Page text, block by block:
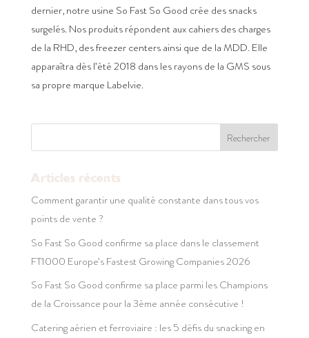
dernier, notre usine So Fast So Good crée des snacks
surgelés. Nos produits répondent aux cahiers des charges
de la RHD, des freezer centers ainsi que de la MDD. Elle
apparaîtra dès l’été 2018 dans les rayons de la GMS sous
sa propre marque Labelvie.
Articles récents
Comment garantir une qualité constante dans tous vos
points de vente ?
So Fast So Good confirme sa place dans le classement
FT1000 Europe’s Fastest Growing Companies 2026
So Fast So Good confirme sa place parmi les Champions
de la Croissance pour la 3ème année consécutive !
Catering aérien et ferroviaire : les 5 défis du snacking en